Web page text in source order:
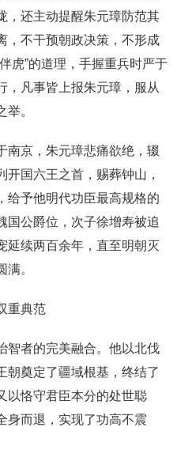
，还主动提醒朱元璋防范其
，不干预朝政决策，不形成
虎”的道理，手握重兵时严于
，凡事皆上报朱元璋，服从
。
南京，朱元璋悲痛欲绝，辍
国六王之首，赐葬钟山，
给予他明代功臣最高规格的
国公爵位，次子徐增寿被追
延续两百余年，直至明朝灭
。
重典范
智者的完美融合。他以北伐
朝奠定了疆域根基，终结了
以恪守君臣本分的处世聪
身而退，实现了功高不震